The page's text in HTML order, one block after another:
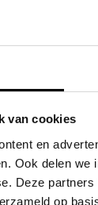
van cookies
en
Ook delen
Deze
op
twee ruimtes
of je nu
we ervoor